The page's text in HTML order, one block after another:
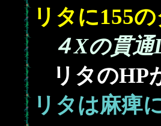
リタに155の
４Xの貫通
リタのHP
リタは麻痺